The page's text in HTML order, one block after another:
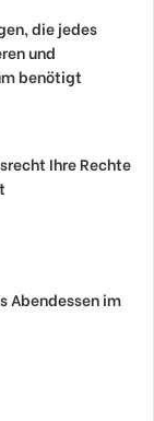
die jedes
und
benötigt
Ihre Rechte
Abendessen im